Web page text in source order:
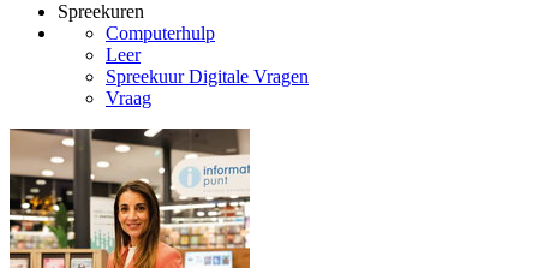
Spreekuren
Computerhulp
Leer
Spreekuur Digitale Vragen
Vraag